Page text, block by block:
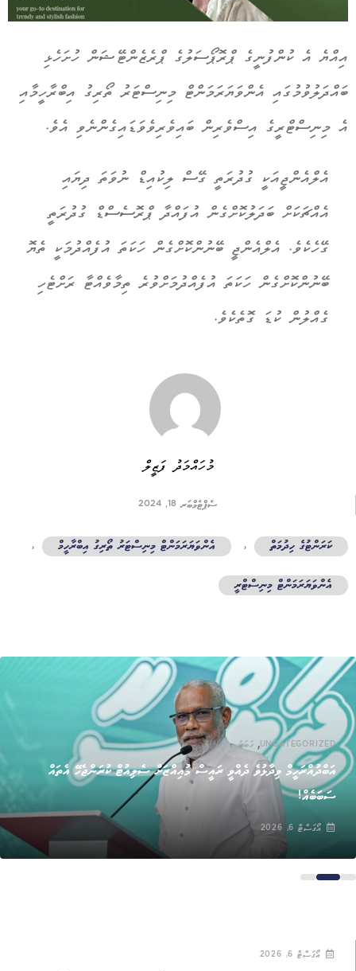
އިއްޔެ އެ ކުންފުނީގެ ޕްރޮޕޯސަލުގެ ޕްރެޒެންޓޭޝަން ހުށަހެޅި
ބައްދަލުވުމުގައި އެންވަޔަރަމަންޓް މިނިސްޓަރު ތޯރިގު އިބްރާހީމާއި
އެ މިނިސްޓްރީގެ އިސްވެރިން ބައިވެރިވެވަޑައިގެންނެވި އެވެ.
އެލްއެންޖީއަކީ ގުދުރަތީ ގޭސް ލިކުއިޑް ނުވަތަ ދިޔައި
އެއްޗަކަށް ބަދަލުކޮށްގެން އުފައްދާ ޕްރޮސެސްޑް ގުދުރަތީ
ގޭހެކެވެ. އެލްއެންޖީ ބޭނުންކޮށްގެން ހަކަތަ އުފެއްދުމަކީ ތެޔޮ
ބޭނުންކޮށްގެން ހަކަތަ އުފެއްދުމަށްވުރެ ތިމާވެއްޓާ ރަށްޓެހި
ގެއްލުން ކުޑަ ގޮތެކެވެ.
މުހައްމަދު ފަޒީލް
ސެޕްޓެމްބަރ 18, 2024
ކަރަންޓުގެ ހިދުމަތް , އެންވަޔަރަމަންޓް މިނިސްޓަރު ތޯރިގު އިބްރާހީމް
އެންވަޔަރަމަންޓް މިނިސްޓްރީ
UNCATEGORIZED
,ޚަބަރު
އަބްދުއްރަހީމް ވިދާޅުވެ ދެއްވީ ރައީސް މުއިއްޒަށް ސެލިއުޓް ކުރަންޖެހޭ އެތައް
ސަބަބެއް!
އޯގަސްޓް 6, 2026
އޯގަސްޓް 6, 2026